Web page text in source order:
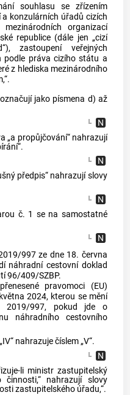
souhlasu se zřízením
konzulárních úřadů cizích
organizací
republice (dále jen „cizí
zastoupení veřejných
podle práva cizího státu a
z hlediska mezinárodního
jako písmena d) až
„a propůjčování“ nahrazují
předpis“ nahrazují slovy
č. 1 se na samostatné
997 ze dne 18. června
náhradní cestovní doklad
96/409/SZBP.
pravomoci (EU)
2024, kterou se mění
2019/997, pokud jde o
náhradního cestovního
nahrazuje číslem „V“.
li ministr zastupitelský
nahrazují slovy
zastupitelského úřadu,“.